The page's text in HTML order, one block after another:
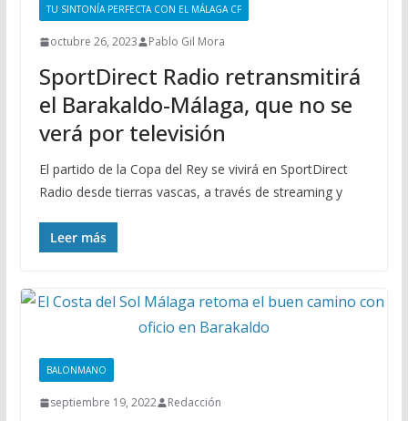
TU SINTONÍA PERFECTA CON EL MÁLAGA CF
octubre 26, 2023 Pablo Gil Mora
SportDirect Radio retransmitirá
el Barakaldo-Málaga, que no se
verá por televisión
El partido de la Copa del Rey se vivirá en SportDirect
Radio desde tierras vascas, a través de streaming y
Leer más
BALONMANO
septiembre 19, 2022 Redacción